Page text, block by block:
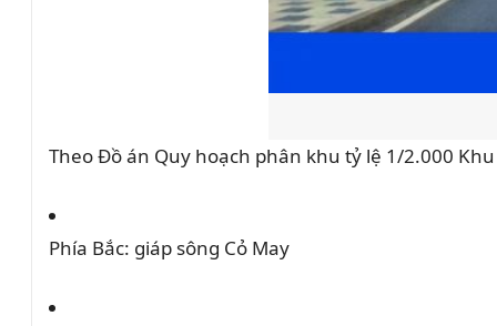
Theo Đồ án Quy hoạch phân khu tỷ lệ 1/2.000
Phía Bắc: giáp sông Cỏ May